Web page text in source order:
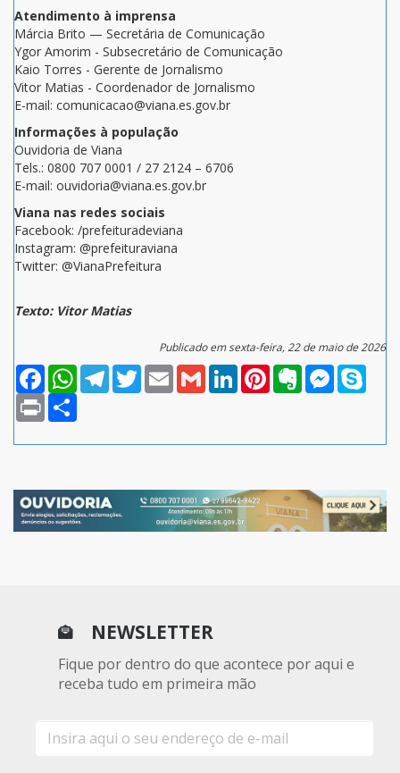
Atendimento à imprensa
Márcia Brito — Secretária de Comunicação
Ygor Amorim - Subsecretário de Comunicação
Kaio Torres - Gerente de Jornalismo
Vitor Matias - Coordenador de Jornalismo
E-mail: comunicacao@viana.es.gov.br
Informações à população
Ouvidoria de Viana
Tels.: 0800 707 0001 / 27 2124 – 6706
E-mail: ouvidoria@viana.es.gov.br
Viana nas redes sociais
Facebook: /prefeituradeviana
Instagram: @prefeituraviana
Twitter: @VianaPrefeitura
Texto: Vitor Matias
Publicado em sexta-feira, 22 de maio de 2026
FacebookWhatsAppTelegramTwitterEmail Gmail LinkedInPinterestEvernoteMessenger
Print
NEWSLETTER
Fique por dentro do que acontece por aqui e
receba tudo em primeira mão
mail